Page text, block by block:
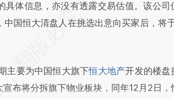
体信息，亦没有透露交易估值。该公司
国恒大清盘人在挑选出意向买家后，将
要为中国恒大旗下恒大地产开发的楼盘
布将分拆旗下物业板块，同年12月2日，